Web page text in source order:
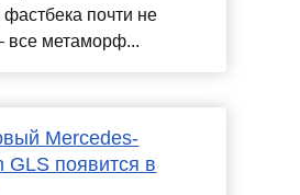
фастбека почти не
все метаморф...
Mercedes-
GLS появится в